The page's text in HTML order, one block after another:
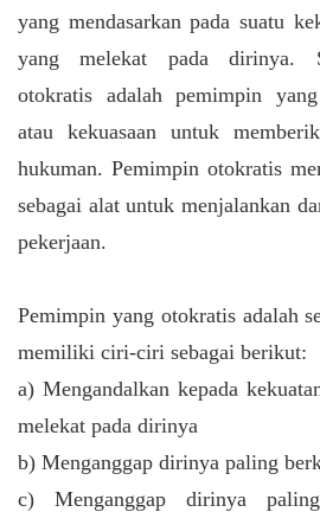
yang mendasarkan pada suatu
yang melekat pada dirinya.
otokratis adalah pemimpin
atau kekuasaan untuk
hukuman. Pemimpin otokratis
sebagai alat untuk menjalankan
pekerjaan.
Pemimpin yang otokratis adalah
memiliki ciri-ciri sebagai berikut:
a) Mengandalkan kepada
melekat pada dirinya
b) Menganggap dirinya paling
c) Menganggap dirinya